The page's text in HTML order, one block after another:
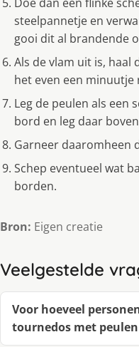
steelpannetje en
gooi dit al brandende
Als de vlam uit is, haal
het even een minuutje
Leg de peulen als een
bord en leg daar
Garneer daaromheen
Schep eventueel wat
borden.
Bron: Eigen creatie
Veelgestelde
Voor hoeveel
tournedos met